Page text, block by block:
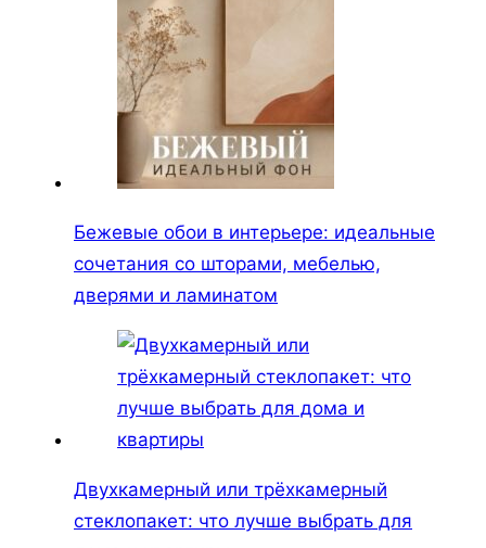
Бежевые обои в интерьере: идеальные
сочетания со шторами, мебелью,
дверями и ламинатом
Двухкамерный или трёхкамерный
стеклопакет: что лучше выбрать для